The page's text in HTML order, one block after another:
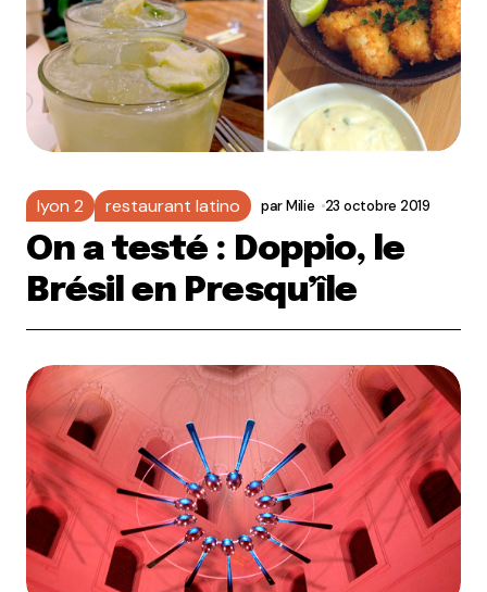
lyon 2 restaurant latino parMilie 23 octobre 2019
On a testé : Doppio, le
Brésil en Presqu’île